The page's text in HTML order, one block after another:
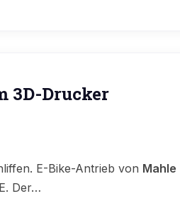
3D-Drucker
E-Bike-Antrieb von Mahle
Der…